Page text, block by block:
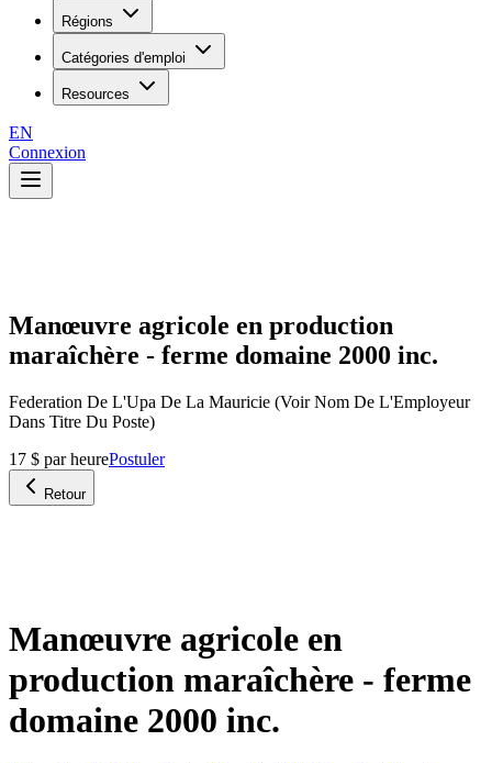
Régions
Catégories d'emploi
Resources
EN
Connexion
Manœuvre agricole en production
maraîchère - ferme domaine 2000 inc.
Federation De L'Upa De La Mauricie (Voir Nom De L'Employeur
Dans Titre Du Poste)
17 $ par heurePostuler
Retour
Manœuvre agricole en
production maraîchère - ferme
domaine 2000 inc.